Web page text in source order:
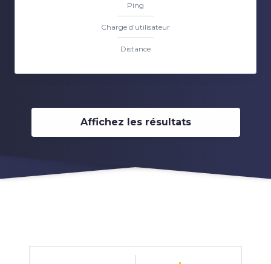
Ping
Charge d’utilisateur
Distance
Affichez les résultats